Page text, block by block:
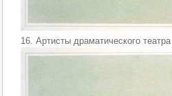
16. Артисты драматического театра